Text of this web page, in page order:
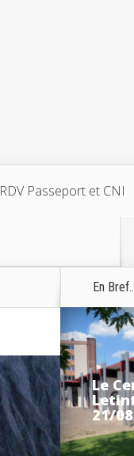
RDV Passeport et CNI
En
Le
21/